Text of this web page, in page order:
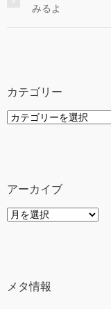
みるよ
カテゴリー
カ
アーカイブ
ア
メタ情報